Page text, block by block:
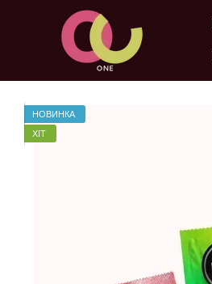
Перейти до основного контенту
НОВИНКА
ХІТ